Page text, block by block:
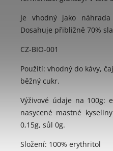
Je vhodný jako
Dosahuje přibližně 70%
CZ-BIO-001
Použití: vhodný do kávy,
běžný cukr.
Výživové údaje na 100g:
nasycené mastné
0,15g, sůl 0g.
Složení: 100% erythritol